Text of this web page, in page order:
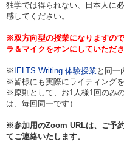
独学では得られない、日本人に
感してください。
※双方向型の授業になりますの
ラ＆マイクをオンにしていただ
※ IELTS Writing 体験授業と同一
※皆様にも実際にライティングを
※原則として、お1人様1回のみ
は、毎回同一です）
※参加用のZoom URLは、ご予
てご連絡いたします。